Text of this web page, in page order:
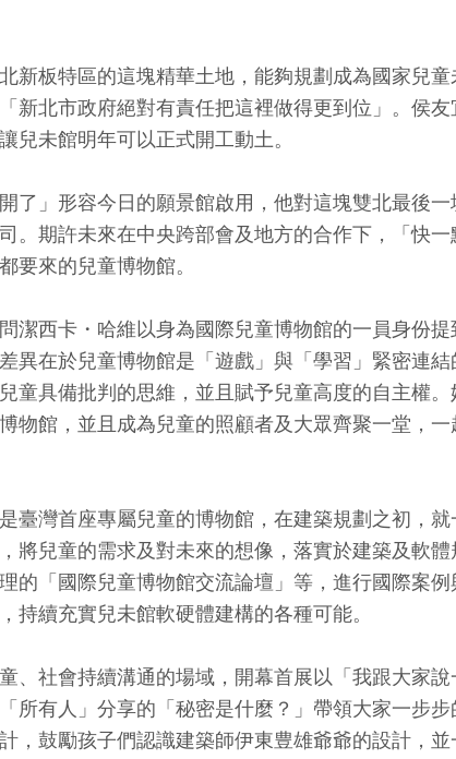
新板特區的這塊精華土地，能夠規劃成為國家兒
新北市政府絕對有責任把這裡做得更到位」。侯
兒未館明年可以正式開工動土。
了」形容今日的願景館啟用，他對這塊雙北最後
。期許未來在中央跨部會及地方的合作下，「快
要來的兒童博物館。
潔西卡・哈維以身為國際兒童博物館的一員身份
異在於兒童博物館是「遊戲」與「學習」緊密連
童具備批判的思維，並且賦予兒童高度的自主權
物館，並且成為兒童的照顧者及大眾齊聚一堂，
臺灣首座專屬兒童的博物館，在建築規劃之初，
將兒童的需求及對未來的想像，落實於建築及軟
的「國際兒童博物館交流論壇」等，進行國際案
持續充實兒未館軟硬體建構的各種可能。
、社會持續溝通的場域，開幕首展以「我跟大家
所有人」分享的「秘密是什麼？」帶領大家一步
，鼓勵孩子們認識建築師伊東豊雄爺爺的設計，並